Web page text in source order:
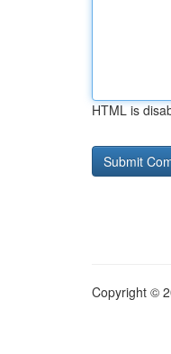
HTML is
Copyright ©